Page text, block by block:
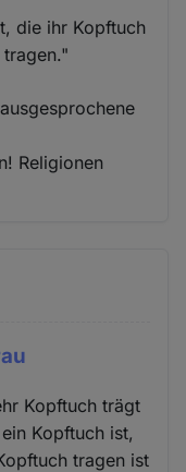
die ihr Kopftuch
Religionen
Kopftuch trägt
Kopftuch ist,
tragen ist